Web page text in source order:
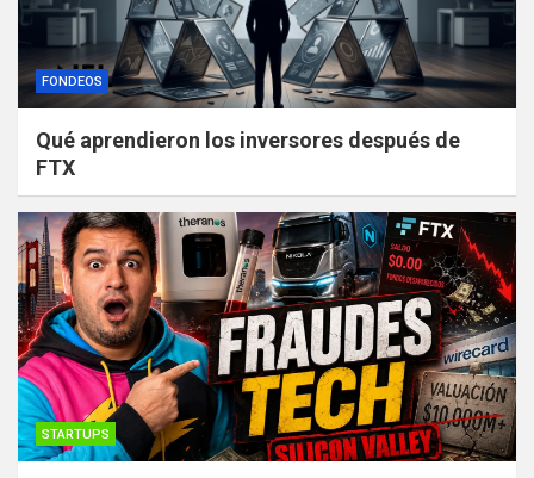
FONDEOS
Qué aprendieron los inversores después de
FTX
STARTUPS